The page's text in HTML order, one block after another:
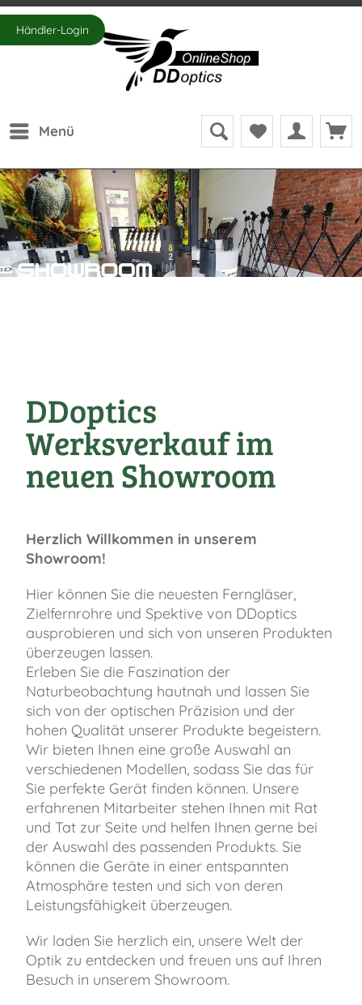
Händler-Login
Menü
DDoptics
Werksverkauf im
neuen Showroom
Herzlich Willkommen in unserem
Showroom!
Hier können Sie die neuesten Ferngläser,
Zielfernrohre und Spektive von DDoptics
ausprobieren und sich von unseren Produkten
überzeugen lassen.
Erleben Sie die Faszination der
Naturbeobachtung hautnah und lassen Sie
sich von der optischen Präzision und der
hohen Qualität unserer Produkte begeistern.
Wir bieten Ihnen eine große Auswahl an
verschiedenen Modellen, sodass Sie das für
Sie perfekte Gerät finden können. Unsere
erfahrenen Mitarbeiter stehen Ihnen mit Rat
und Tat zur Seite und helfen Ihnen gerne bei
der Auswahl des passenden Produkts. Sie
können die Geräte in einer entspannten
Atmosphäre testen und sich von deren
Leistungsfähigkeit überzeugen.
Wir laden Sie herzlich ein, unsere Welt der
Optik zu entdecken und freuen uns auf Ihren
Besuch in unserem Showroom.